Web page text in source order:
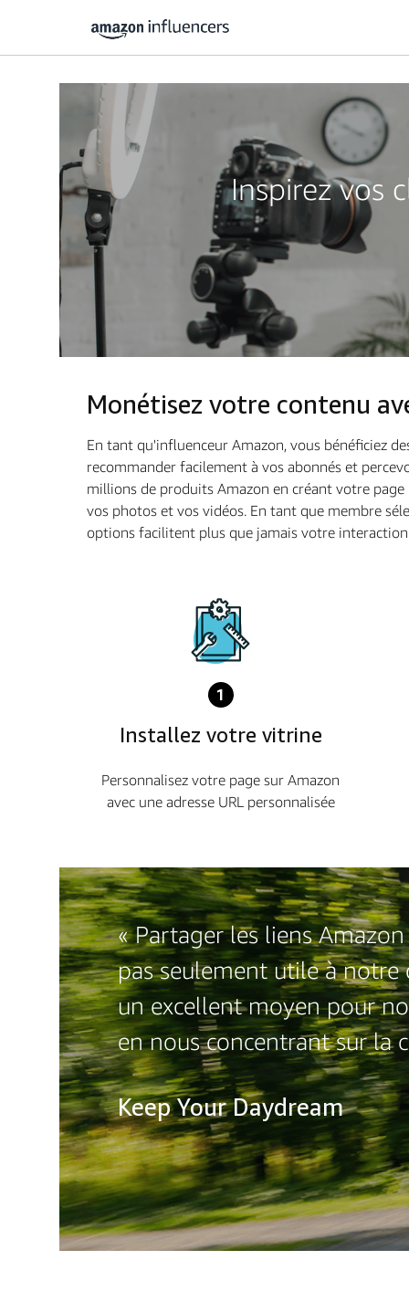
Inspirez vos
Monétisez votre contenu
En tant qu'influenceur Amazon, vous bénéficiez
recommander facilement à vos abonnés et
millions de produits Amazon en créant votre
vos photos et vos vidéos. En tant que membre
options facilitent plus que jamais votre
1
Installez votre vitrine
Personnalisez votre page sur Amazon
avec une adresse URL personnalisée
« Partager les liens
pas seulement utile à
un excellent moyen pour
en nous concentrant sur la
Keep Your Daydream